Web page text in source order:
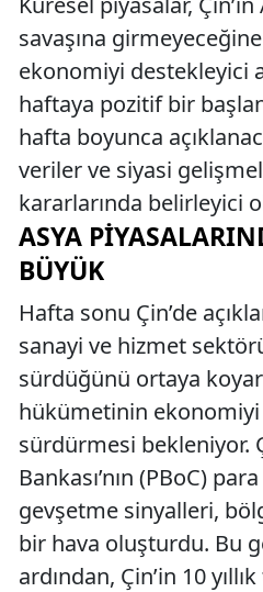
savaşına
ekonomiyi destekleyici
haftaya pozitif bir
hafta boyunca
veriler ve siyasi
kararlarında belirleyici
ASYA
BÜYÜK
Hafta sonu Çin’de
sanayi ve hizmet
sürdüğünü ortaya
hükümetinin ekonomiyi
sürdürmesi bekleniyor.
Bankası’nın (PBoC)
gevşetme sinyalleri,
bir hava oluşturdu. Bu
ardından, Çin’in 10